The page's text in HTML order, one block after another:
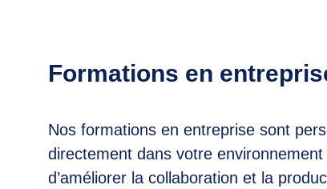
Formations en
Nos formations en entreprise sont
directement dans votre
d’améliorer la collaboration et la